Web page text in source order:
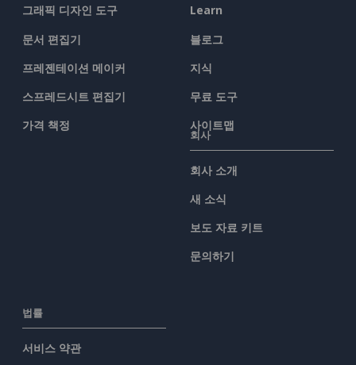
그래픽 디자인 도구
문서 편집기
프레젠테이션 메이커
스프레드시트 편집기
가격 책정
Learn
블로그
지식
무료 도구
사이트맵
회사
회사 소개
새 소식
보도 자료 키트
문의하기
법률
서비스 약관